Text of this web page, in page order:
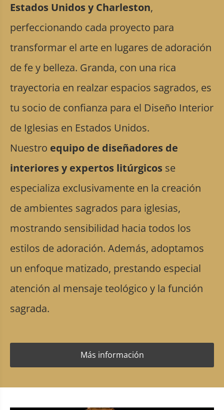
Estados Unidos y Charleston,
perfeccionando cada proyecto para
transformar el arte en lugares de adoración
de fe y belleza. Granda, con una rica
trayectoria en realzar espacios sagrados, es
tu socio de confianza para el Diseño Interior
de Iglesias en Estados Unidos.
Nuestro equipo de diseñadores de
interiores y expertos litúrgicos se
especializa exclusivamente en la creación
de ambientes sagrados para iglesias,
mostrando sensibilidad hacia todos los
estilos de adoración. Además, adoptamos
un enfoque matizado, prestando especial
atención al mensaje teológico y la función
sagrada.
Más información